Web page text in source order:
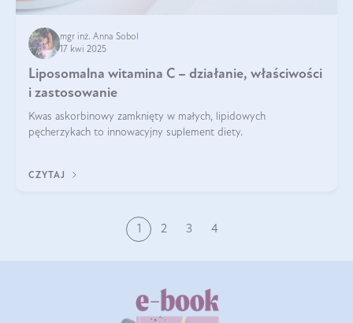
mgr inż. Anna Sobol
17 kwi 2025
Liposomalna witamina C – działanie, właściwości
i zastosowanie
Kwas askorbinowy zamknięty w małych, lipidowych
pęcherzykach to innowacyjny suplement diety.
CZYTAJ
1 2 3 4